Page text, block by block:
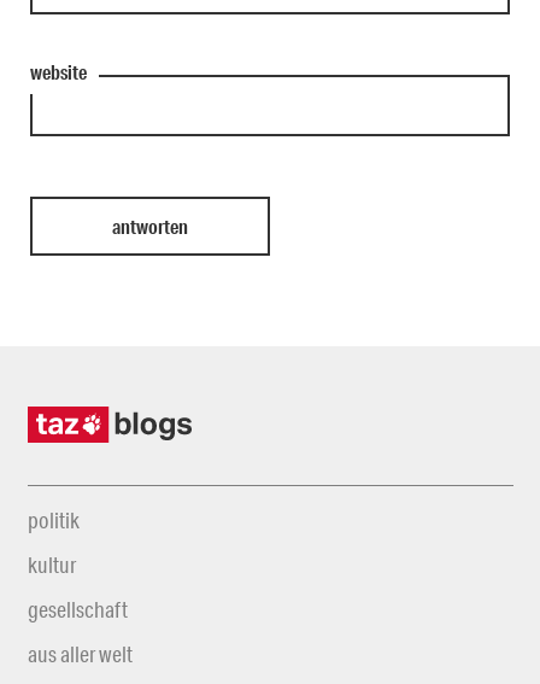
website
politik
kultur
gesellschaft
aus aller welt